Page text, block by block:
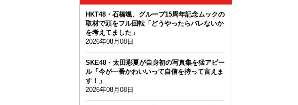
HKT48・石橋颯、グループ15周年記念ムックの
取材で頭をフル回転「どうやったらバレないか
を考えてました」
2026年08月08日
SKE48・太田彩夏が自身初の写真集を猛アピー
ル「今が一番かわいいって自信を持って言えま
す！」
2026年08月08日